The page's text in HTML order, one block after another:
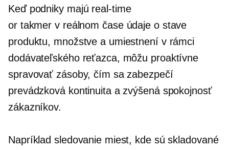
Keď podniky majú real-time
or takmer v reálnom časeúdaje o stave
produktu, množstve a umiestnení v rámci
dodávateľského reťazca, môžu proaktívne
spravovať zásoby, čím sa zabezpečí
prevádzková kontinuita a zvýšená spokojnosť
zákazníkov.
Napríklad sledovanie miest, kde sú skladované